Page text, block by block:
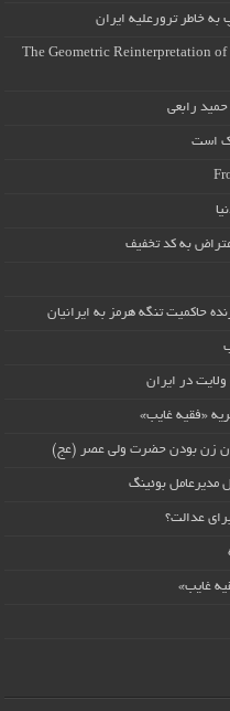
به خاطر ترورعلیه ایران
The Geometric Reinterpretation
رابعی
است
به کد تخفیف
حاکمیت تنگه هرمز به ایرانیان
ولایت در ایران
«فقیه غایب»
زن بودن حضرت ولی عصر (عج)
مدیرعامل بوئینگ
عدالت؟
غایب»